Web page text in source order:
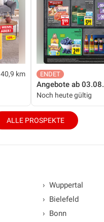
40,9 km
Angebote ab 03.08.
Noch heute gültig
ALLE PROSPEKTE
› Wuppertal
› Bielefeld
› Bonn